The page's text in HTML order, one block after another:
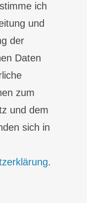
ich
und
der
Daten
zum
und dem
sich in
.